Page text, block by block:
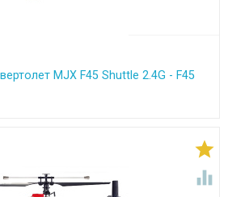
MJX F45 Shuttle 2.4G - F45

